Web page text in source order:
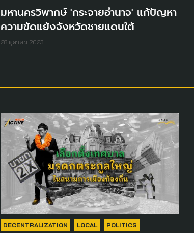
มหานครวิพากษ์ 'กระจายอำนาจ' แก้ปัญหา
ความขัดแย้งจังหวัดชายแดนใต้
28 ตุลาคม 2023
DECENTRALIZATION LOCAL POLITICS